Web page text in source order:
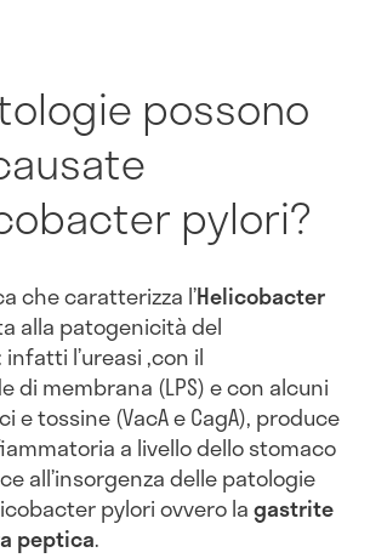
possono
pylori?
che caratterizza l’Helicobacter
alla patogenicità del
l’ureasi ,con il
di membrana (LPS) e con alcuni
tossine (VacA e CagA), produce
a livello dello stomaco
all’insorgenza delle patologie
pylori ovvero lagastrite
peptica.